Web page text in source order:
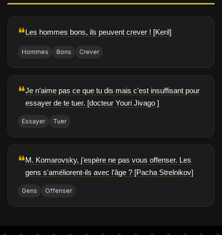
❝Les hommes bons, ils peuvent crever ! [Keril]
Hommes Bons Crever
❝Je n’aime pas ce que tu dis mais c’est insuffisant pour
essayer de te tuer. [docteur Youri Jivago ]
Essayer Tuer
❝M. Komarovsky, j'espère ne pas vous offenser. Les
gens s'améliorent-ils avec l'âge ? [Pacha Strelnikov]
Gens Offenser